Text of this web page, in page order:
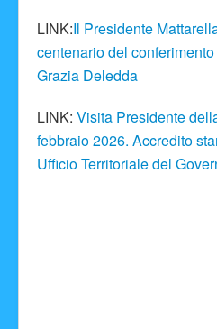
LINK:Il Presidente
centenario del
Grazia Deledda
LINK: Visita Presidente
febbraio 2026. Accredito
Ufficio Territoriale del